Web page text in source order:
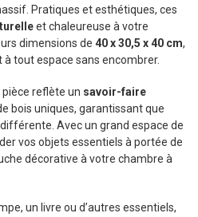
Pratiques et esthétiques, ces
et chaleureuse à votre
dimensions de 40 x 30,5 x 40 cm,
tout espace sans encombrer.
pièce reflète un savoir-faire
bois uniques, garantissant que
Avec un grand espace de
vos objets essentiels à portée de
décorative à votre chambre à
un livre ou d’autres essentiels,